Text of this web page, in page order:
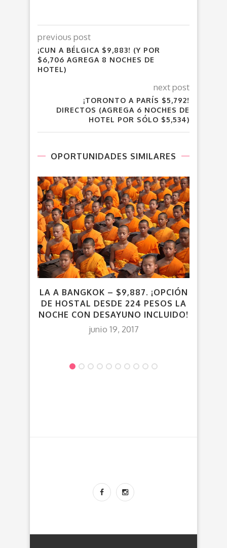
previous post
¡CUN A BÉLGICA $9,883! (Y POR
$6,706 AGREGA 8 NOCHES DE
HOTEL)
next post
¡TORONTO A PARÍS $5,792!
DIRECTOS (AGREGA 6 NOCHES DE
HOTEL POR SÓLO $5,534)
OPORTUNIDADES SIMILARES
LA A BANGKOK – $9,887. ¡OPCIÓN
DE HOSTAL DESDE 224 PESOS LA
NOCHE CON DESAYUNO INCLUIDO!
junio 19, 2017